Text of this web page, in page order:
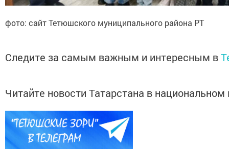
фото: сайт Тетюшского муниципального района РТ
Следите за самым важным и интересным в
Читайте новости Татарстана в